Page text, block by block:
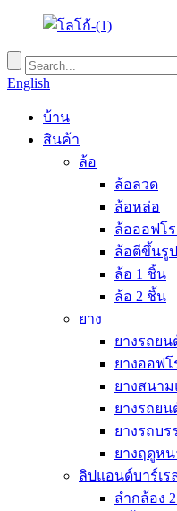
English
บ้าน
สินค้า
ล้อ
ล้อลวด
ล้อหล่อ
ล้อออฟโ
ล้อตีขึ้นรูป
ล้อ 1 ชิ้น
ล้อ 2 ชิ้น
ยาง
ยางรถยน
ยางออฟโ
ยางสนาม
ยางรถยน
ยางรถบร
ยางฤดูหน
ลิปแอนด์บาร์เร
ลำกล้อง